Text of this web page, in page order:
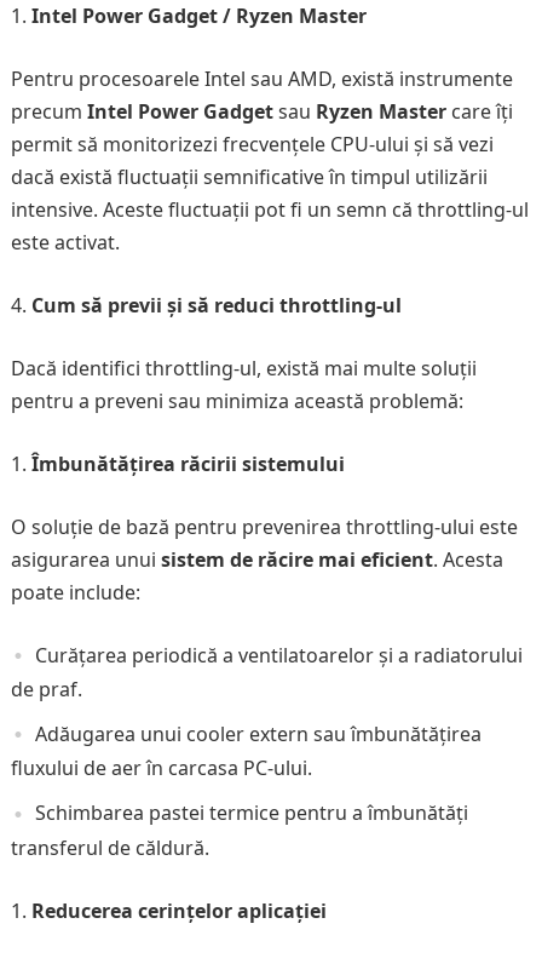
Intel Power Gadget / Ryzen Master
Pentru procesoarele Intel sau AMD, există instrumente
precum Intel Power Gadgetsau Ryzen Mastercare îți
permit să monitorizezi frecvențele CPU-ului și să vezi
dacă există fluctuații semnificative în timpul utilizării
intensive. Aceste fluctuații pot fi un semn că throttling-ul
este activat.
Cum să previi și să reduci throttling-ul
Dacă identifici throttling-ul, există mai multe soluții
pentru a preveni sau minimiza această problemă:
Îmbunătățirea răcirii sistemului
O soluție de bază pentru prevenirea throttling-ului este
asigurarea unui sistem de răcire mai eficient. Acesta
poate include:
Curățarea periodică a ventilatoarelor și a radiatorului
de praf.
Adăugarea unui cooler extern sau îmbunătățirea
fluxului de aer în carcasa PC-ului.
Schimbarea pastei termice pentru a îmbunătăți
transferul de căldură.
Reducerea cerințelor aplicației